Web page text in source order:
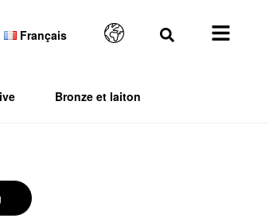
Français
Bronze et laiton